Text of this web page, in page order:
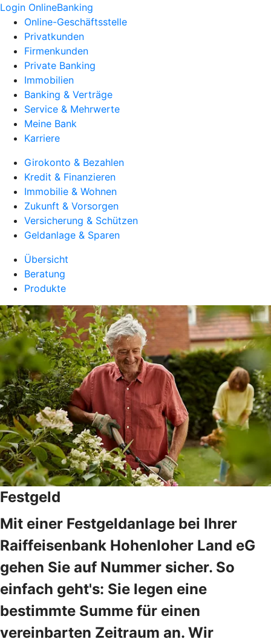
Login OnlineBanking
Online-Geschäftsstelle
Privatkunden
Firmenkunden
Private Banking
Immobilien
Banking & Verträge
Service & Mehrwerte
Meine Bank
Karriere
Girokonto & Bezahlen
Kredit & Finanzieren
Immobilie & Wohnen
Zukunft & Vorsorgen
Versicherung & Schützen
Geldanlage & Sparen
Übersicht
Beratung
Produkte
Festgeld
Mit einer Festgeldanlage bei Ihrer
Raiffeisenbank Hohenloher Land eG
gehen Sie auf Nummer sicher. So
einfach geht's: Sie legen eine
bestimmte Summe für einen
vereinbarten Zeitraum an. Wir